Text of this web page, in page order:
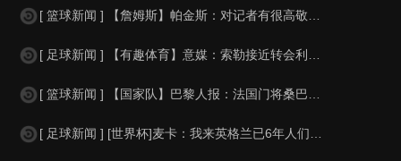
[ 篮球新闻 ] 【詹姆斯】帕金斯：对记者有很高敬意 Windhorst绝不是
[ 足球新闻 ] 【有趣体育】意媒：索勒接近转会利兹联，乌迪内斯有意米兰后卫F
[ 篮球新闻 ] 【国家队】巴黎人报：法国门将桑巴小腿受伤，提前结束了训练
[ 足球新闻 ] [世界杯]麦卡：我来英格兰已6年人们对我很好，但和英格兰的比